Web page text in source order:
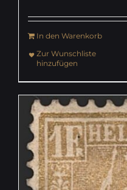
In den Warenkorb
Zur Wunschliste
hinzufügen